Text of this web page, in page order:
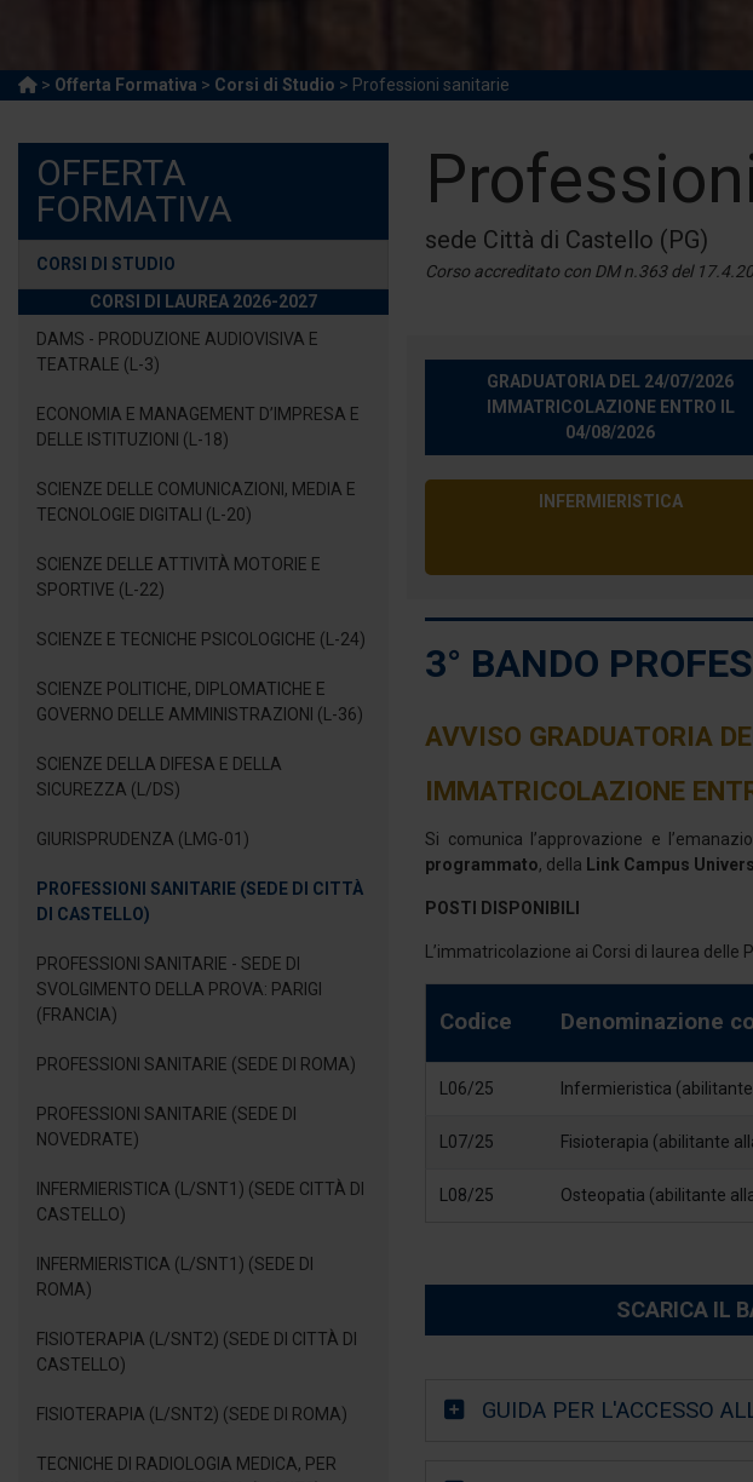
> Offerta Formativa > Corsi di Studio > Professioni sanitarie
OFFERTA
FORMATIVA
CORSI DI STUDIO
CORSI DI LAUREA 2026-2027
DAMS - PRODUZIONE AUDIOVISIVA E
TEATRALE (L-3)
ECONOMIA E MANAGEMENT D’IMPRESA E
DELLE ISTITUZIONI (L-18)
SCIENZE DELLE COMUNICAZIONI, MEDIA E
TECNOLOGIE DIGITALI (L-20)
SCIENZE DELLE ATTIVITÀ MOTORIE E
SPORTIVE (L-22)
SCIENZE E TECNICHE PSICOLOGICHE (L-24)
SCIENZE POLITICHE, DIPLOMATICHE E
GOVERNO DELLE AMMINISTRAZIONI (L-36)
SCIENZE DELLA DIFESA E DELLA
SICUREZZA (L/DS)
GIURISPRUDENZA (LMG-01)
PROFESSIONI SANITARIE (SEDE DI CITTÀ
DI CASTELLO)
PROFESSIONI SANITARIE - SEDE DI
SVOLGIMENTO DELLA PROVA: PARIGI
(FRANCIA)
PROFESSIONI SANITARIE (SEDE DI ROMA)
PROFESSIONI SANITARIE (SEDE DI
NOVEDRATE)
INFERMIERISTICA (L/SNT1) (SEDE CITTÀ DI
CASTELLO)
INFERMIERISTICA (L/SNT1) (SEDE DI
ROMA)
FISIOTERAPIA (L/SNT2) (SEDE DI CITTÀ DI
CASTELLO)
FISIOTERAPIA (L/SNT2) (SEDE DI ROMA)
TECNICHE DI RADIOLOGIA MEDICA, PER
sede Città di Castello (PG)
Corso accreditato con DM n.363 del
GRADUATORIA DEL 24/07/2026
IMMATRICOLAZIONE ENTRO IL
04/08/2026
INFERMIERISTICA
3° BANDO
AVVISO GRADUATORIA
IMMATRICOLAZIONE
Si comunica l’approvazione e
programmato, della Link Campus
POSTI DISPONIBILI
L’immatricolazione ai Corsi di laurea
Codice Denominazione
L06/25 Infermieristica
L07/25 Fisioterapia (abilitante
L08/25 Osteopatia (abilitante
SCARICA IL
GUIDA PER L'ACCESSO